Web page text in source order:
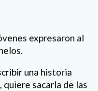
expresaron al
una historia
quiere sacarla de las